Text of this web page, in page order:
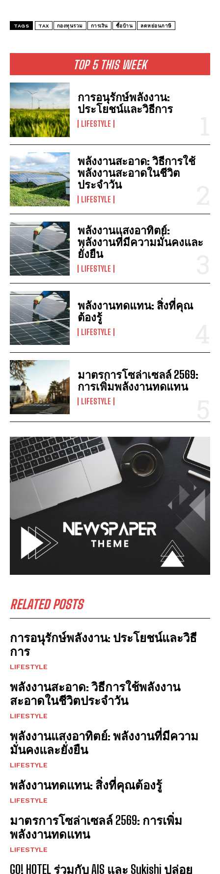
TOP 5 THIS WEEK
การอนุรักษ์พลังงาน:
ประโยชน์และวิธีการ
LIFESTYLE
พลังงานสะอาด: วิธีการใช้
พลังงานสะอาดในชีวิต
ประจำวัน
LIFESTYLE
พลังงานแสงอาทิตย์:
พลังงานที่มีความมั่นคงและ
ยั่งยืน
LIFESTYLE
พลังงานทดแทน: สิ่งที่คุณ
ต้องรู้
LIFESTYLE
มาตรการโซล่าเซลล์ 2569:
การเพิ่มพลังงานทดแทน
LIFESTYLE
RELATED POSTS
การอนุรักษ์พลังงาน: ประโยชน์และวิธี
การ
LIFESTYLE
พลังงานสะอาด: วิธีการใช้พลังงาน
สะอาดในชีวิตประจำวัน
LIFESTYLE
พลังงานแสงอาทิตย์: พลังงานที่มีความ
มั่นคงและยั่งยืน
LIFESTYLE
พลังงานทดแทน: สิ่งที่คุณต้องรู้
LIFESTYLE
มาตรการโซล่าเซลล์ 2569: การเพิ่ม
พลังงานทดแทน
LIFESTYLE
GO! HOTEL ร่วมกับ AIS และ Sukishi ปล่อย
TAGS TAX กองทุนรวม การเงิน ซื้อบ้าน ลดหย่อนภาษี